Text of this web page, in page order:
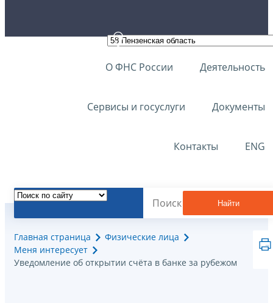
О ФНС России Деятельность
Сервисы и госуслуги Документы
Контакты ENG
Найти
Главная страница
Физические лица
Меня интересует
Уведомление об открытии счёта в банке за рубежом